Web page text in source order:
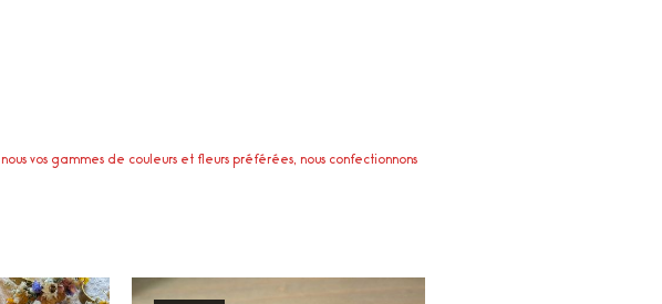
vos gammes de couleurs et fleurs préférées, nous confectionnons